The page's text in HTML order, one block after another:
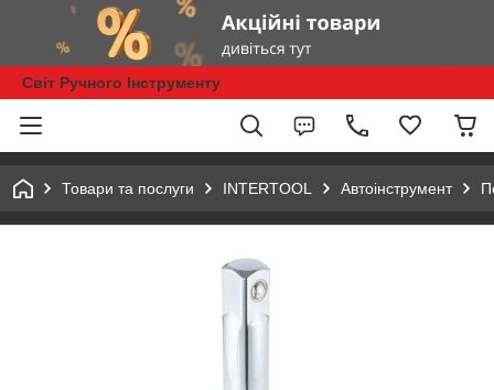
Світ Ручного Інструменту
Товари та послуги INTERTOOL Автоінструмент